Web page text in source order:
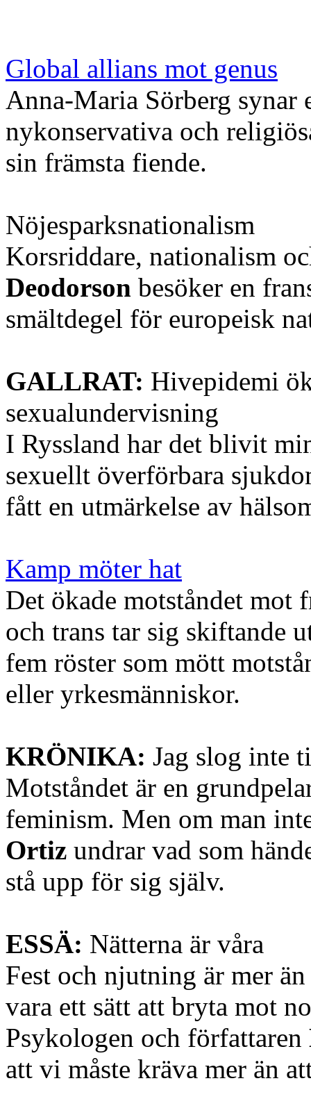
Global allians mot genus
Anna-Maria Sörberg synar
nykonservativa och
sin främsta fiende.
Nöjesparksnationalism
Korsriddare, nationalism
Deodorson besöker en
smältdegel för europeisk
GALLRAT: Hivepidemi
sexualundervisning
I Ryssland har det blivit
sexuellt överförbara
fått en utmärkelse av
Kamp möter hat
Det ökade motståndet mot
och trans tar sig skiftande
fem röster som mött
eller yrkesmänniskor.
KRÖNIKA: Jag slog inte
Motståndet är en
feminism. Men om man
Ortiz undrar vad som
stå upp för sig själv.
ESSÄ: Nätterna är våra
Fest och njutning är mer
vara ett sätt att bryta mot
Psykologen och författaren
att vi måste kräva mer än